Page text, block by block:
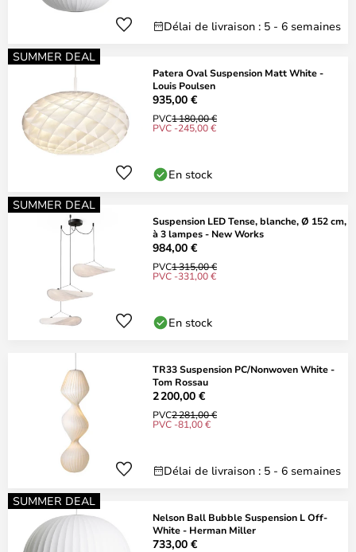
Délai de livraison : 5 - 6 semaines
SUMMER DEAL
Patera Oval Suspension Matt White -
Louis Poulsen
935,00 €
PVC1 180,00 €
PVC -245,00 €
En stock
SUMMER DEAL
Suspension LED Tense, blanche, Ø 152 cm,
à 3 lampes - New Works
984,00 €
PVC1 315,00 €
PVC -331,00 €
En stock
TR33 Suspension PC/Nonwoven White -
Tom Rossau
2 200,00 €
PVC2 281,00 €
PVC -81,00 €
Délai de livraison : 5 - 6 semaines
SUMMER DEAL
Nelson Ball Bubble Suspension L Off-
White - Herman Miller
733,00 €